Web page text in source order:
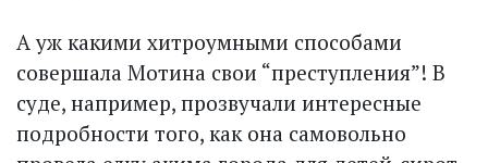
А уж какими хитроумными способами
совершала Мотина свои “преступления”! В
суде, например, прозвучали интересные
подробности того, как она самовольно